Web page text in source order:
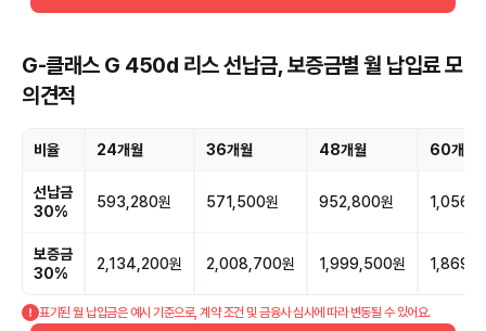
G-클래스 G 450d 리스 선납금, 보증금별 월 납입료 모
의견적
비율 24개월 36개월 48개월 60개월
선납금
30%
593,280원 571,500원 952,800원
보증금
30%
2,134,200원 2,008,700원 1,999,500원
표기된 월 납입금은 예시 기준으로, 계약 조건 및 금융사 심사에 따라 변동될 수 있어요.